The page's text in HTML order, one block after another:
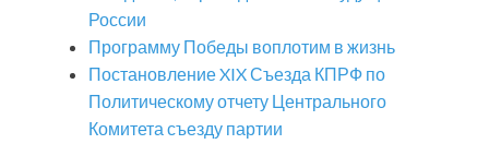
России
Программу Победы воплотим в жизнь
Постановление XIX Съезда КПРФ по
Политическому отчету Центрального
Комитета съезду партии